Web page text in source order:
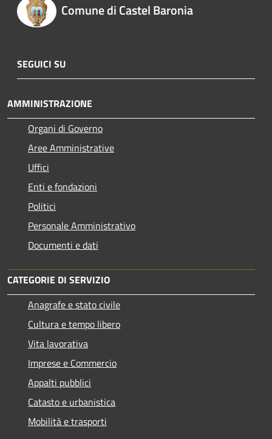
Comune di Castel Baronia
SEGUICI SU
AMMINISTRAZIONE
Organi di Governo
Aree Amministrative
Uffici
Enti e fondazioni
Politici
Personale Amministrativo
Documenti e dati
CATEGORIE DI SERVIZIO
Anagrafe e stato civile
Cultura e tempo libero
Vita lavorativa
Imprese e Commercio
Appalti pubblici
Catasto e urbanistica
Mobilità e trasporti